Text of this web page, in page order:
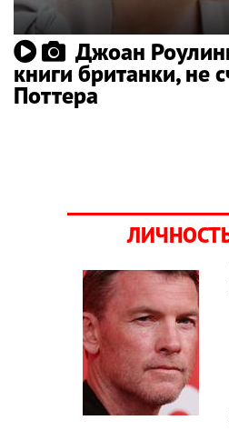
Джоан
книги британки, не
Поттера